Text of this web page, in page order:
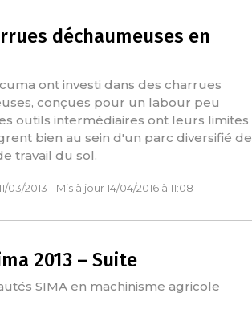
déchaumeuses en
ont investi dans des charrues
conçues pour un labour peu
outils intermédiaires ont leurs limites
bien au sein d'un parc diversifié de
travail du sol.
03/2013 - Mis à jour 14/04/2016 à 11:08
2013 – Suite
SIMA en machinisme agricole